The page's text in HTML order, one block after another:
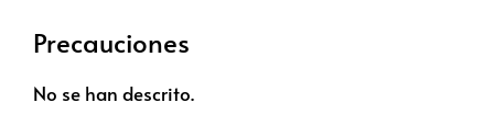
Precauciones
No se han descrito.